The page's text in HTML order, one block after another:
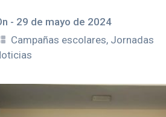
- 29 de mayo de 2024
Campañas escolares, Jornadas